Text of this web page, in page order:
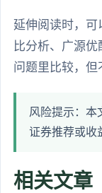
延伸阅读时，
比分析、广源
问题里比较，但
风险提示：本
证券推荐或收
相关文章